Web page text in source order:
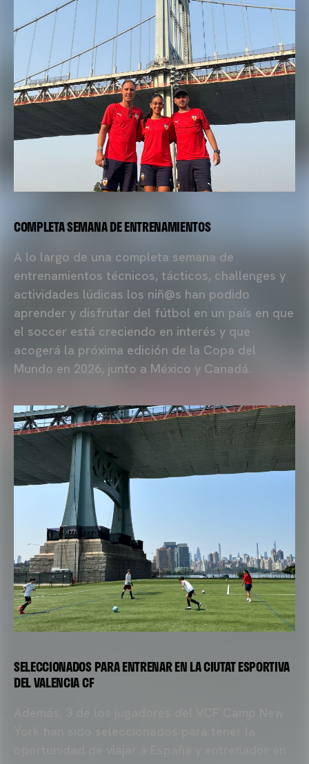
COMPLETA SEMANA DE ENTRENAMIENTOS
A lo largo de una completa semana de
entrenamientos técnicos, tácticos, challenges y
actividades lúdicas los niñ@s han podido
aprender y disfrutar del fútbol en un país en que
el soccer está creciendo en interés y que
acogerá la próxima edición de la Copa del
Mundo en 2026, junto a México y Canadá.
SELECCIONADOS PARA ENTRENAR EN LA CIUTAT ESPORTIVA
DEL VALENCIA CF